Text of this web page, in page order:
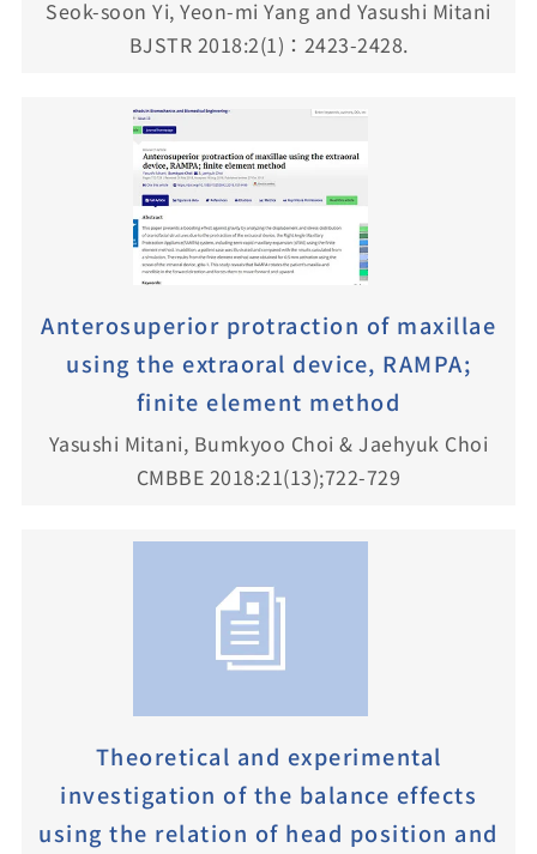
Seok-soon Yi, Yeon-mi Yang and Yasushi Mitani
BJSTR 2018:2(1)：2423-2428.
Anterosuperior protraction of maxillae
using the extraoral device, RAMPA;
finite element method
Yasushi Mitani, Bumkyoo Choi & Jaehyuk Choi
CMBBE 2018:21(13);722-729
Theoretical and experimental
investigation of the balance effects
using the relation of head position and